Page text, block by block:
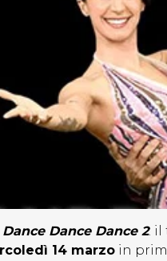
Dance Dance Dance 2: il
14 marzo in